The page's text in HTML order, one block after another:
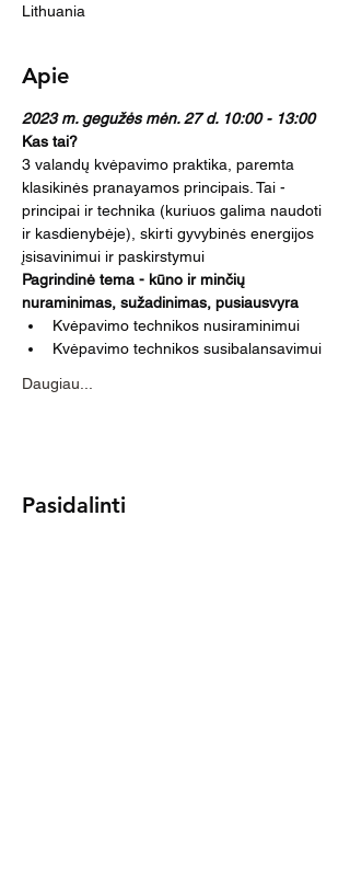
Lithuania
Apie
2023 m. gegužės mėn. 27 d. 10:00 - 13:00
Kas tai?
3 valandų kvėpavimo praktika, paremta
klasikinės pranayamos principais. Tai -
principai ir technika (kuriuos galima naudoti
ir kasdienybėje), skirti gyvybinės energijos
įsisavinimui ir paskirstymui
Pagrindinė tema - kūno ir minčių
nuraminimas, sužadinimas, pusiausvyra
Kvėpavimo technikos nusiraminimui
Kvėpavimo technikos susibalansavimui
Daugiau...
Pasidalinti